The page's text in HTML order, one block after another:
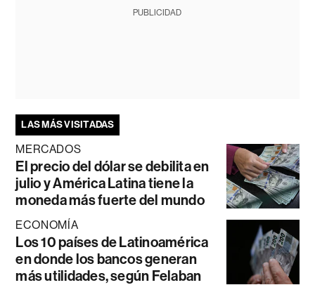
PUBLICIDAD
LAS MÁS VISITADAS
MERCADOS
El precio del dólar se debilita en
julio y América Latina tiene la
moneda más fuerte del mundo
ECONOMÍA
Los 10 países de Latinoamérica
en donde los bancos generan
más utilidades, según Felaban